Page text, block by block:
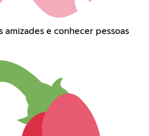
amizades e conhecer pessoas